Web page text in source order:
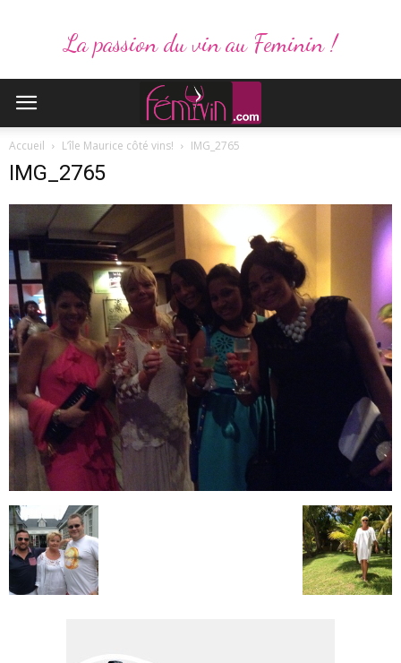
La passion du vin au Feminin !
Accueil L’île Maurice côté vins! IMG_2765
IMG_2765